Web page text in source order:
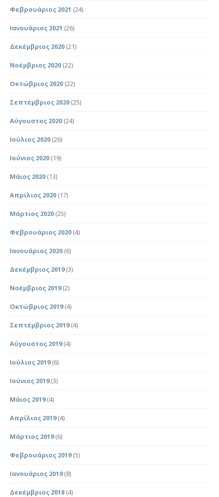
Φεβρουάριος 2021 (24)
Ιανουάριος 2021 (26)
Δεκέμβριος 2020 (21)
Νοέμβριος 2020 (22)
Οκτώβριος 2020 (22)
Σεπτέμβριος 2020 (25)
Αύγουστος 2020 (24)
Ιούλιος 2020 (26)
Ιούνιος 2020 (19)
Μάιος 2020 (13)
Απρίλιος 2020 (17)
Μάρτιος 2020 (25)
Φεβρουάριος 2020 (4)
Ιανουάριος 2020 (6)
Δεκέμβριος 2019(3)
Νοέμβριος 2019(2)
Οκτώβριος 2019(4)
Σεπτέμβριος 2019(4)
Αύγουστος 2019(4)
Ιούλιος 2019(6)
Ιούνιος 2019(3)
Μάιος 2019(4)
Απρίλιος 2019(4)
Μάρτιος 2019(6)
Φεβρουάριος 2019(5)
Ιανουάριος 2019(8)
Δεκέμβριος 2018 (4)